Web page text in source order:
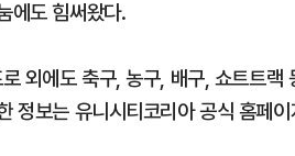
에도 힘써왔다.
외에도 축구, 농구, 배구, 쇼트트
정보는 유니시티코리아 공식 홈페